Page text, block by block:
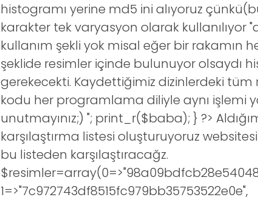
histogramı yerine md5 ini alıyoruz
karakter tek varyasyon olarak kullanılıyor
kullanım şekli yok misal eğer bir rakamın
şeklide resimler içinde bulunuyor olsaydı
gerekecekti. Kaydettiğimiz dizinlerdeki
kodu her programlama diliyle aynı işlemi
unutmayınız;) "; print_r($baba); } ?>
karşılaştırma listesi oluşturuyoruz
bu listeden karşılaştıracağz.
1=>"7c972743df8515fc979bb35753522e0e",